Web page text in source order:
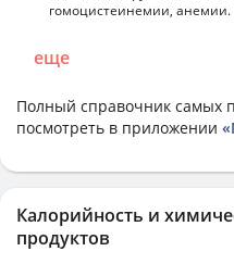
гомоцистеинемии, анемии.
еще
Полный справочник самых
посмотреть в приложении
Калорийность и
продуктов